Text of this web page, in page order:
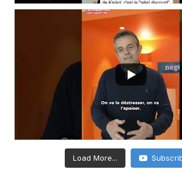
Load More...